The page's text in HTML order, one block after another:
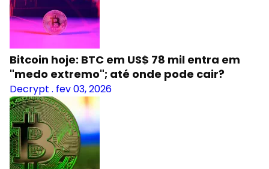
Bitcoin hoje: BTC em US$ 78 mil entra em
"medo extremo"; até onde pode cair?
Decrypt . fev 03, 2026